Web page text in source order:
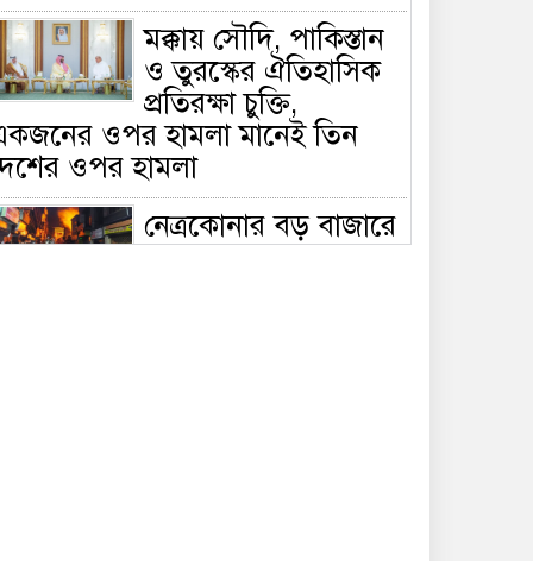
মক্কায় সৌদি, পাকিস্তান
ও তুরস্কের ঐতিহাসিক
প্রতিরক্ষা চুক্তি,
ওপর হামলা মানেই তিন
ওপর হামলা
নেত্রকোনার বড় বাজারে
ভয়াবহ আগুন, পুড়ছে ৫